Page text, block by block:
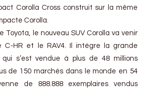
Corolla Cross construit sur la même
Corolla.
Toyota, le nouveau SUV Corolla va venir
C-HR et le RAV4. Il intègre la grande
s’est vendue à plus de 48 millions
de 150 marchés dans le monde en 54
de 888.888 exemplaires vendus